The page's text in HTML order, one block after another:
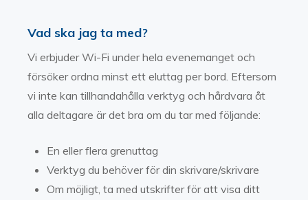
Vad ska jag ta med?
Vi erbjuder Wi-Fi under hela evenemanget och
försöker ordna minst ett eluttag per bord. Eftersom
vi inte kan tillhandahålla verktyg och hårdvara åt
alla deltagare är det bra om du tar med följande:
En eller flera grenuttag
Verktyg du behöver för din skrivare/skrivare
Om möjligt, ta med utskrifter för att visa ditt